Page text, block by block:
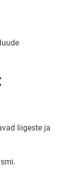
liigeste ja